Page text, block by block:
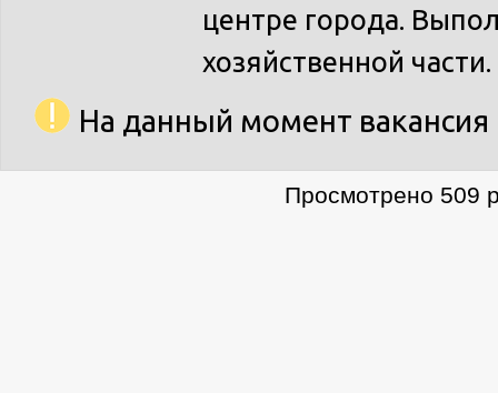
центре города.
хозяйственной части.
На данный момент вакансия
Просмотрено 509